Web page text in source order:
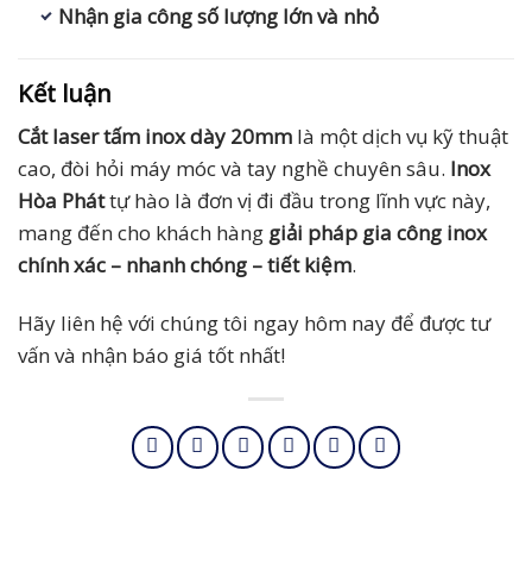
Nhận gia công số lượng lớn và nhỏ
Kết luận
Cắt laser tấm inox dày 20mm là một dịch vụ kỹ thuật
cao, đòi hỏi máy móc và tay nghề chuyên sâu. Inox
Hòa Pháttự hào là đơn vị đi đầu trong lĩnh vực này,
mang đến cho khách hàng giải pháp gia công inox
chính xác – nhanh chóng – tiết kiệm.
Hãy liên hệ với chúng tôi ngay hôm nay để được tư
vấn và nhận báo giá tốt nhất!